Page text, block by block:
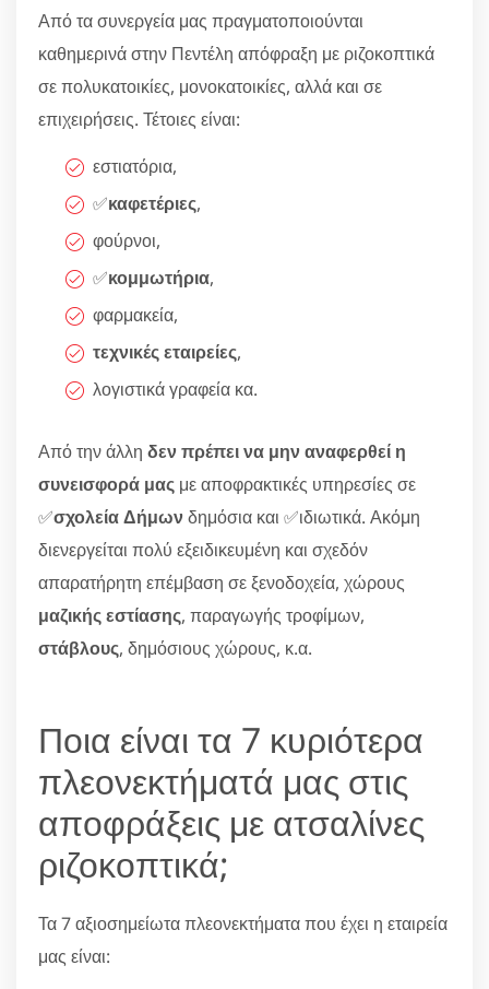
Από τα συνεργεία μας πραγματοποιούνται
καθημερινά στην Πεντέλη απόφραξη με ριζοκοπτικά
σε πολυκατοικίες, μονοκατοικίες, αλλά και σε
επιχειρήσεις. Τέτοιες είναι:
εστιατόρια,
✅καφετέριες,
φούρνοι,
✅κομμωτήρια,
φαρμακεία,
τεχνικές εταιρείες,
λογιστικά γραφεία κα.
Από την άλλη δεν πρέπει να μην αναφερθεί η
συνεισφορά μας με αποφρακτικές υπηρεσίες σε
✅σχολεία Δήμωνδημόσια και ✅ιδιωτικά. Ακόμη
διενεργείται πολύ εξειδικευμένη και σχεδόν
απαρατήρητη επέμβαση σε ξενοδοχεία, χώρους
μαζικής εστίασης, παραγωγής τροφίμων,
στάβλους, δημόσιους χώρους, κ.α.
Ποια είναι τα 7 κυριότερα
πλεονεκτήματά μας στις
αποφράξεις με ατσαλίνες
ριζοκοπτικά;
Τα 7 αξιοσημείωτα πλεονεκτήματα που έχει η εταιρεία
μας είναι: